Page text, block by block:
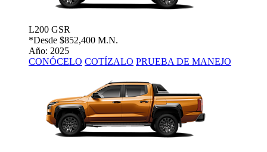
L200 GSR
*Desde $852,400 M.N.
Año: 2025
CONÓCELO COTÍZALO PRUEBA DE MANEJO